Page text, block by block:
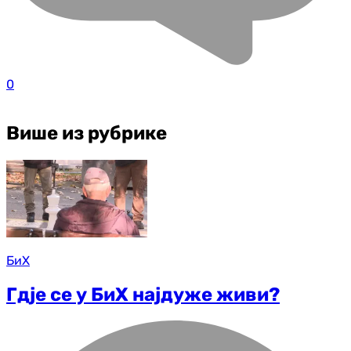
0
Више из рубрике
БиХ
Гдје се у БиХ најдуже живи?